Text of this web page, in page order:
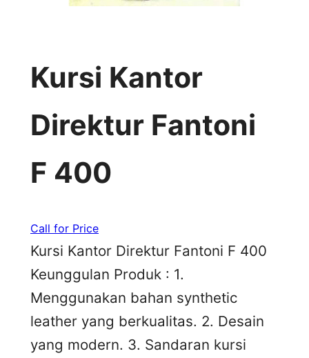
Kursi Kantor
Direktur Fantoni
F 400
Call for Price
Kursi Kantor Direktur Fantoni F 400
Keunggulan Produk : 1.
Menggunakan bahan synthetic
leather yang berkualitas. 2. Desain
yang modern. 3. Sandaran kursi